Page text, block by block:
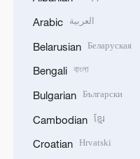
Arabic العربية
Belarusian Беларуская
Bengali বাংলা
Bulgarian Български
Cambodian ខ្មែរ
Croatian Hrvatski